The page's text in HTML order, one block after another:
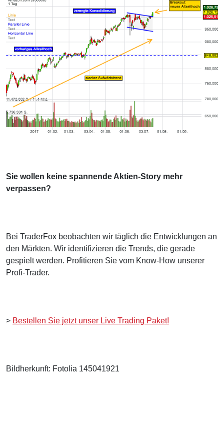
Sie wollen keine spannende Aktien-Story mehr
verpassen?
Bei TraderFox beobachten wir täglich die Entwicklungen an
den Märkten. Wir identifizieren die Trends, die gerade
gespielt werden. Profitieren Sie vom Know-How unserer
Profi-Trader.
> Bestellen Sie jetzt unser Live Trading Paket!
Bildherkunft: Fotolia 145041921